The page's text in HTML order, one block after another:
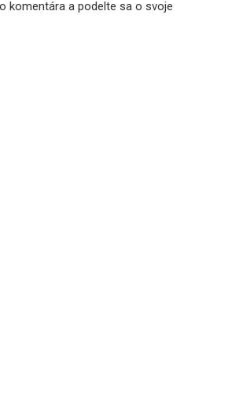
komentára a podelte sa o svoje